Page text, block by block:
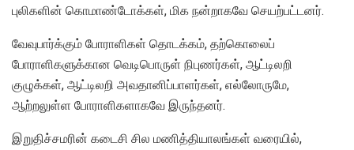
புலிகளின் கொமாண்டோக்கள், மிக நன்றாகவே செயற்பட்டனர்.
வேவுபார்க்கும் போராளிகள் தொடக்கம், தற்கொலைப்
போராளிகளுக்கான வெடிபொருள் நிபுணர்கள், ஆட்டிலறி
குழுக்கள், ஆட்டிலறி அவதானிப்பாளர்கள், எல்லோருமே,
ஆற்றலுள்ள போராளிகளாகவே இருந்தனர்.
இறுதிச்சமரின் கடைசி சில மணித்தியாலங்கள் வரையில்,